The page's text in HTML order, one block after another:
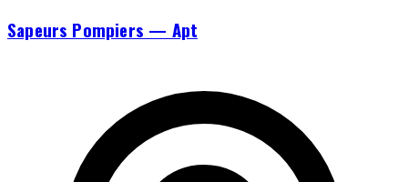
Sapeurs Pompiers — Apt